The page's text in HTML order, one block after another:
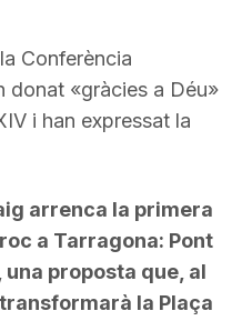
Conferència
donat «gràcies a Déu»
i han expressat la
arrenca la primera
a Tarragona: Pont
proposta que, al
la Plaça